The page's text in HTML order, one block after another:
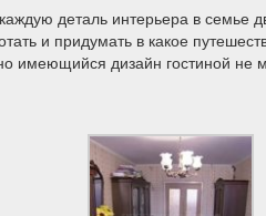
деталь интерьера в семье
и придумать в какое
имеющийся дизайн гостиной не